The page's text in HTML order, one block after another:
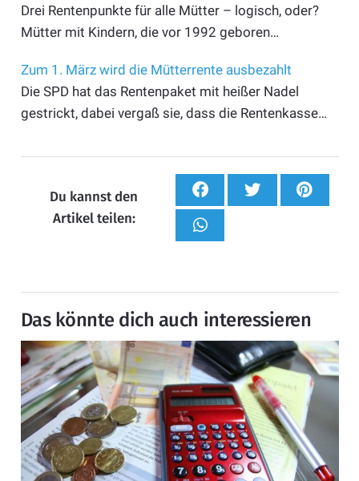
Drei Rentenpunkte für alle Mütter – logisch, oder?
Mütter mit Kindern, die vor 1992 geboren…
Zum 1. März wird die Mütterrente ausbezahlt
Die SPD hat das Rentenpaket mit heißer Nadel
gestrickt, dabei vergaß sie, dass die Rentenkasse…
Du kannst den
Artikel teilen:
Das könnte dich auch interessieren